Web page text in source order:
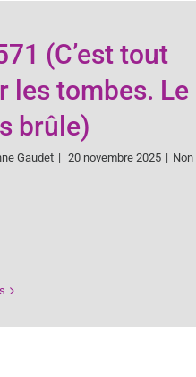
(C’est tout
les tombes. Le
brûle)
Gaudet | 20 novembre 2025 | Non